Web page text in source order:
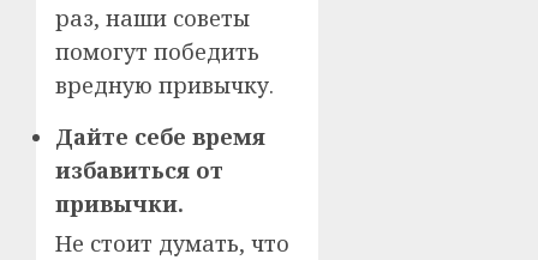
раз, наши советы
помогут победить
вредную привычку.
Дайте себе время
избавиться от
привычки.
Не стоит думать, что